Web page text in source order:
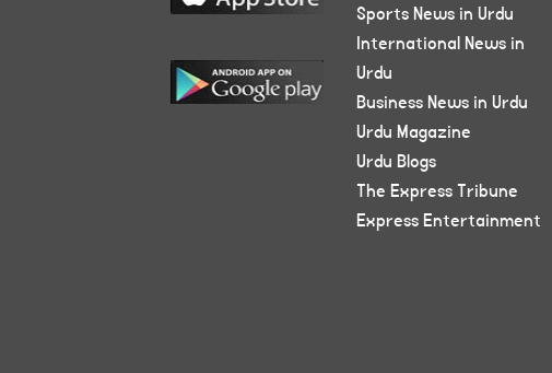
Sports News in Urdu
International News in
Urdu
Business News in Urdu
Urdu Magazine
Urdu Blogs
The Express Tribune
Express Entertainment